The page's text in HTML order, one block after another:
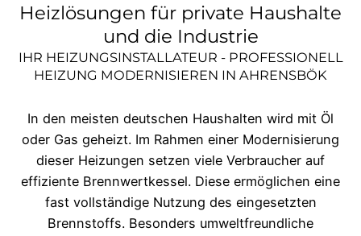
Heizlösungen für private Haushalte
und die Industrie
IHR HEIZUNGSINSTALLATEUR - PROFESSIONELL
HEIZUNG MODERNISIEREN IN AHRENSBÖK
In den meisten deutschen Haushalten wird mit Öl
oder Gas geheizt. Im Rahmen einer Modernisierung
dieser Heizungen setzen viele Verbraucher auf
effiziente Brennwertkessel. Diese ermöglichen eine
fast vollständige Nutzung des eingesetzten
Brennstoffs. Besonders umweltfreundliche